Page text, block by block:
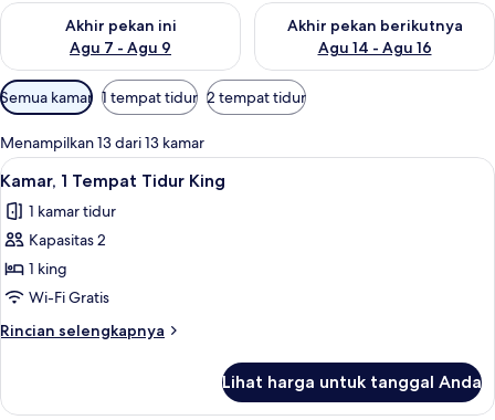
Akhir pekan ini
Agu 7 - Agu 9
Periksa ketersediaan untuk akhir pekan ini Agu 7 - Agu 9
Akhir pekan berikutnya
Agu 14 - Agu 16
Periksa ketersediaan untuk
Filter
tersedia
untuk
kamar
Semua kamar 1 tempat tidur 2 tempat tidur
Menampilkan 13 dari 13 kamar
Lihat
semua
foto
untuk
Kamar,
1
Tempat
Tidur
Meja kerja, ruang kerja ramah
11
Kamar, 1 Tempat Tidur King
1 kamar tidur
Kapasitas 2
1 king
Wi-Fi Gratis
Rincian selengkapnya
Rincian
Kamar,
Lihat harga untuk tanggal Anda